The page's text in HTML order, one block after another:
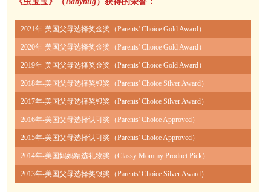
2021年-美国父母选择奖金奖（Parents' Choice Gold Award）
2020年-美国父母选择奖金奖（Parents' Choice Gold Award）
2019年-美国父母选择奖金奖（Parents' Choice Gold Award）
2018年-美国父母选择奖银奖（Parents' Choice Silver Award）
2017年-美国父母选择奖银奖（Parents' Choice Silver Award）
2016年-美国父母选择认可奖（Parents' Choice Approved）
2015年-美国父母选择认可奖（Parents' Choice Approved）
2014年-美国妈妈精选礼物奖（Classy Mommy Product Pick）
2013年-美国父母选择奖银奖（Parents' Choice Silver Award）